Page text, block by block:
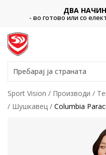
ДВА
- во готово или со
Пребарај ја страната
Sport Vision Производи
Шушкавец
Columbia